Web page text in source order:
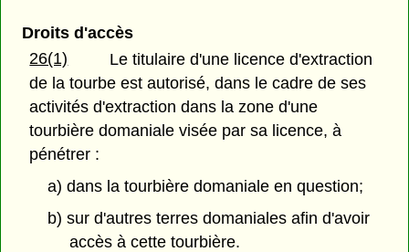
Droits d'accès
26(1)
Le titulaire d'une licence d'extraction
de la tourbe est autorisé, dans le cadre de ses
activités d'extraction dans la zone d'une
tourbière domaniale visée par sa licence, à
pénétrer :
a) dans la tourbière domaniale en question;
b) sur d'autres terres domaniales afin d'avoir
accès à cette tourbière.